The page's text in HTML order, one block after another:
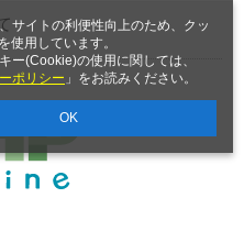
サイトの利便性向上のため、クッ
使用しています。
ー(Cookie)の使用に関しては、
ポリシー 」をお読みください。
OK